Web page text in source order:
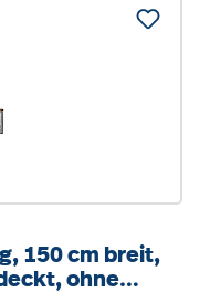
150 cm breit,
ohne